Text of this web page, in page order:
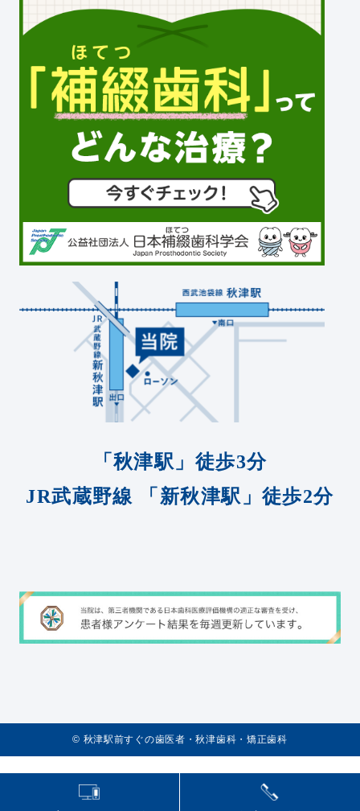
「秋津駅」徒歩3分
JR武蔵野線
「新秋津駅」徒歩2分
©️ 秋津駅前すぐの歯医者・秋津歯科・矯正歯科